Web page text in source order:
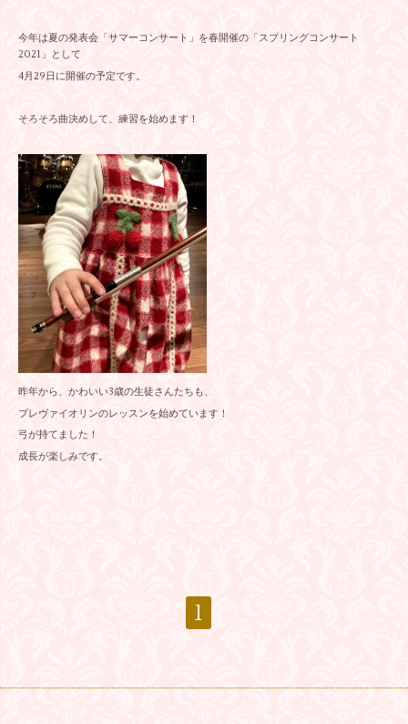
今年は夏の発表会「サマーコンサート」を春開催の「スプリングコンサート
2021」として
4月29日に開催の予定です。
そろそろ曲決めして、練習を始めます！
昨年から、かわいい3歳の生徒さんたちも、
プレヴァイオリンのレッスンを始めています！
弓が持てました！
成長が楽しみです。
1